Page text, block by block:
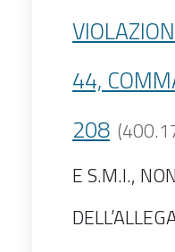
44,
208
E S.M.I.,